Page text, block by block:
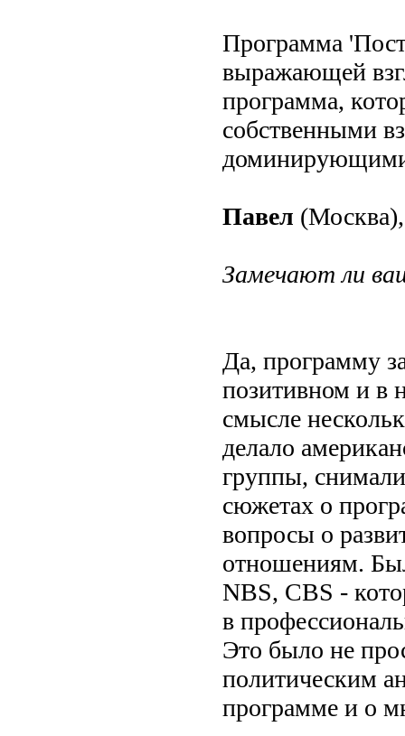
Программа
выражающей
программа,
собственными
Павел
Замечают ли
Да, программу
позитивном и в
смысле
делало
группы,
сюжетах о
вопросы о
отношениям.
NBS, CBS -
в
Это было не
политическим
программе и о